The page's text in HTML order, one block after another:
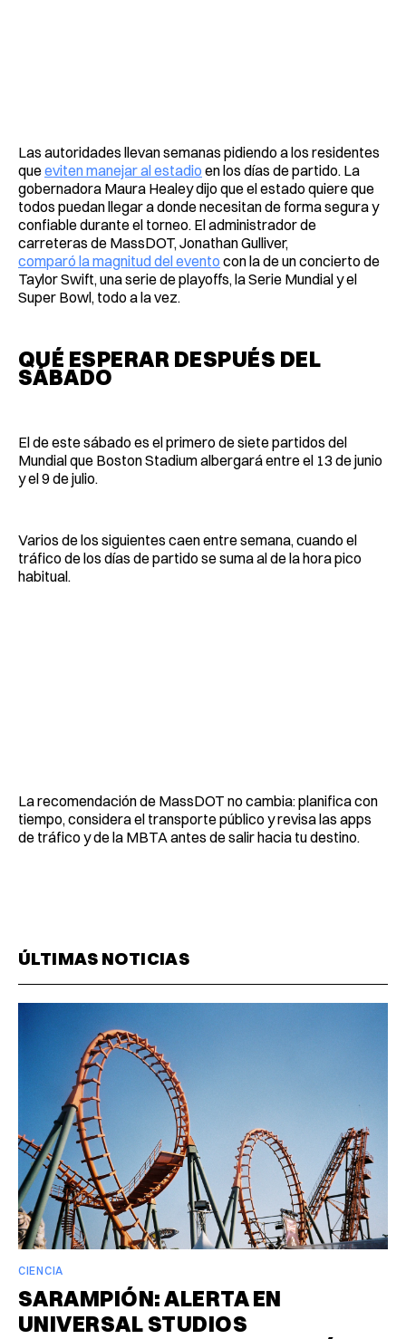
Las autoridades llevan semanas pidiendo a los residentes
queeviten manejar al estadio en los días de partido. La
gobernadora Maura Healey dijo que el estado quiere que
todos puedan llegar a donde necesitan de forma segura y
confiable durante el torneo. El administrador de
carreteras de MassDOT, Jonathan Gulliver,
comparó la magnitud del evento con la de un concierto de
Taylor Swift, una serie de playoffs, la Serie Mundial y el
Super Bowl, todo a la vez.
QUÉ ESPERAR DESPUÉS DEL
SÁBADO
El de este sábado es el primero de siete partidos del
Mundial que Boston Stadium albergará entre el 13 de junio
y el 9 de julio.
Varios de los siguientes caen entre semana, cuando el
tráfico de los días de partido se suma al de la hora pico
habitual.
La recomendación de MassDOT no cambia: planifica con
tiempo, considera el transporte público y revisa las apps
de tráfico y de la MBTA antes de salir hacia tu destino.
ÚLTIMAS NOTICIAS
CIENCIA
SARAMPIÓN: ALERTA EN
UNIVERSAL STUDIOS